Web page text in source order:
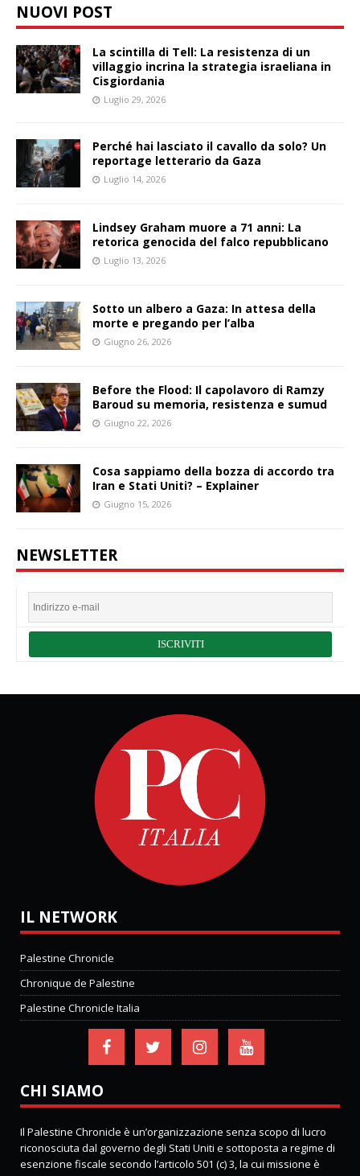
NUOVI POST
La scintilla di Tell: La resistenza di un
villaggio incrina la strategia israeliana in
Cisgiordania
Luglio 29, 2026
Perché hai lasciato il cavallo da solo? Un
reportage letterario da Gaza
Luglio 14, 2026
Lindsey Graham muore a 71 anni: La
retorica genocida del falco repubblicano
Luglio 13, 2026
Sotto un albero a Gaza: In attesa della
morte e pregando per l’alba
Giugno 26, 2026
Before the Flood: Il capolavoro di Ramzy
Baroud su memoria, resistenza e sumud
Giugno 22, 2026
Cosa sappiamo della bozza di accordo tra
Iran e Stati Uniti? – Explainer
Giugno 15, 2026
NEWSLETTER
IL NETWORK
Palestine Chronicle
Chronique de Palestine
Palestine Chronicle Italia
CHI SIAMO
Il Palestine Chronicle è un’organizzazione senza scopo di lucro
riconosciuta dal governo degli Stati Uniti e sottoposta a regime di
esenzione fiscale secondo l’articolo 501 (c) 3, la cui missione è